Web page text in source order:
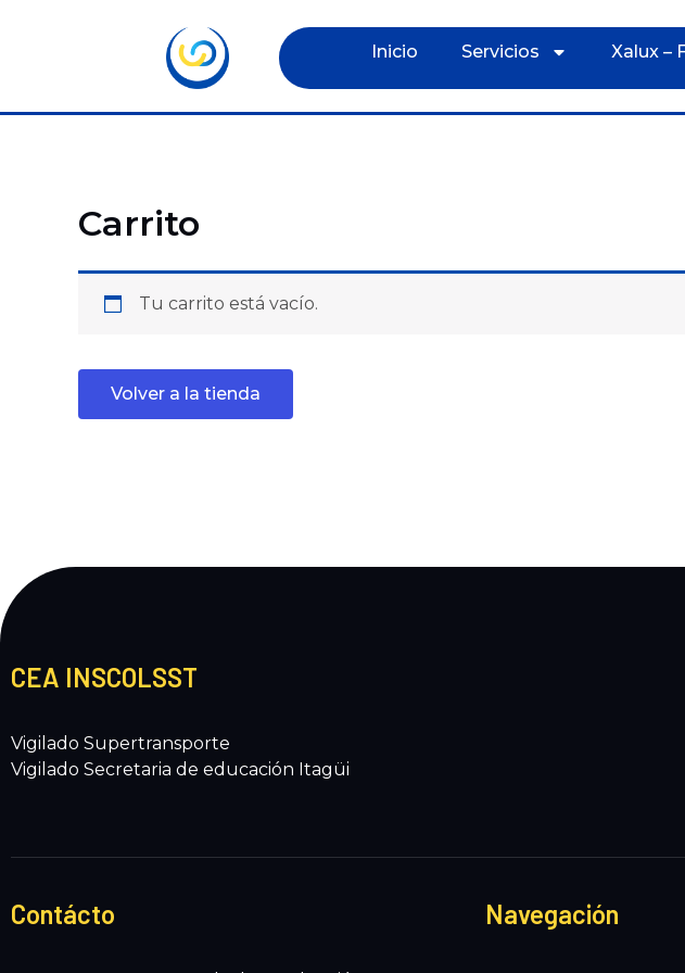
Inicio Servicios Xalux –
Carrito
Tu carrito está vacío.
Volver a la tienda
CEA INSCOLSST
Vigilado Supertransporte
Vigilado Secretaria de educación Itagüi
Contácto Navegación